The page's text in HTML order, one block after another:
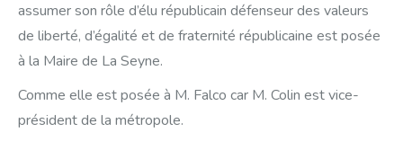
assumer son rôle d’élu républicain défenseur des valeurs
de liberté, d’égalité et de fraternité républicaine est posée
à la Maire de La Seyne.
Comme elle est posée à M. Falco car M. Colin est vice-
président de la métropole.